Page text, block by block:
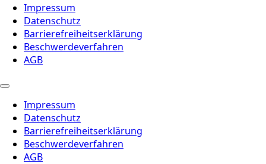
Impressum
Datenschutz
Barrierefreiheitserklärung
Beschwerdeverfahren
AGB
Impressum
Datenschutz
Barrierefreiheitserklärung
Beschwerdeverfahren
AGB